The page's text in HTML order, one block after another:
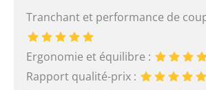
Tranchant et performance de
Ergonomie et équilibre :
Rapport qualité-prix :